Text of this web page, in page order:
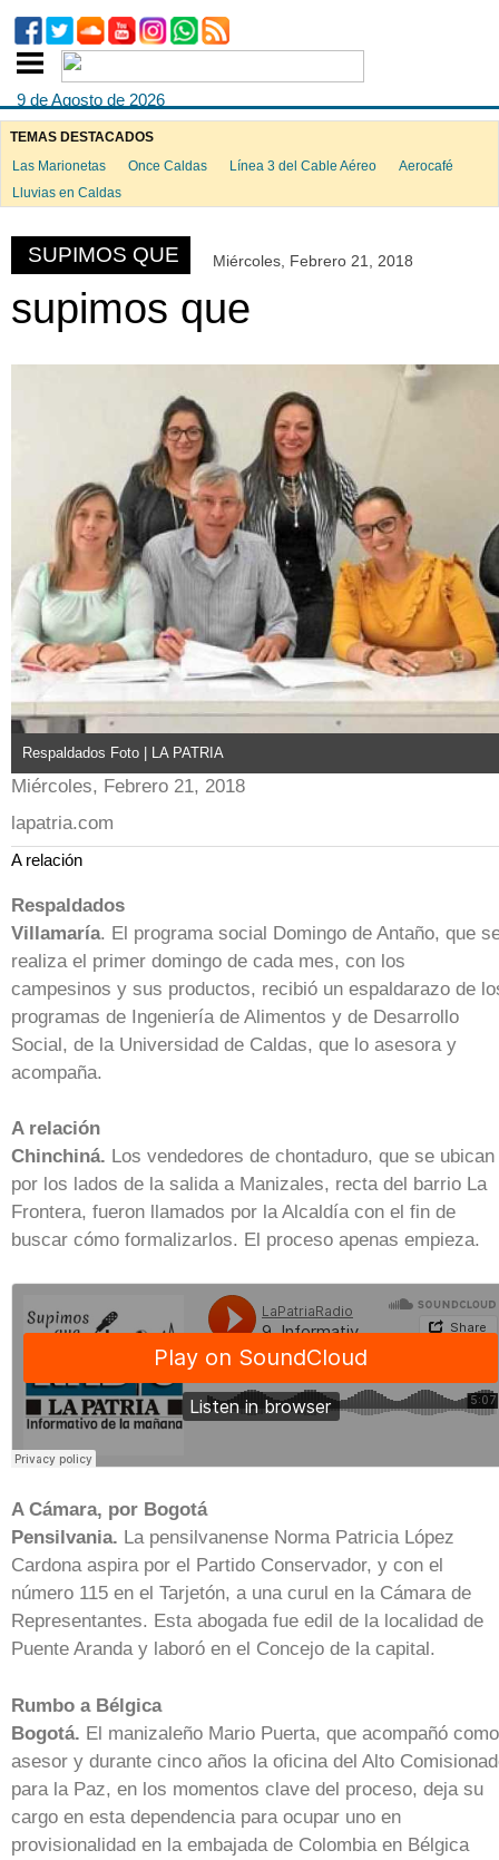
9 de Agosto de 2026
TEMAS DESTACADOS
Las Marionetas
Once Caldas Línea 3 del Cable Aéreo
Aerocafé
Lluvias en Caldas
SUPIMOS QUE Miércoles, Febrero 21, 2018
supimos que
Respaldados Foto | LA PATRIA
Miércoles, Febrero 21, 2018
lapatria.com
A relación
Respaldados
Villamaría. El programa social Domingo de Antaño, que
realiza el primer domingo de cada mes, con los
campesinos y sus productos, recibió un espaldarazo de
programas de Ingeniería de Alimentos y de Desarrollo
Social, de la Universidad de Caldas, que lo asesora y
acompaña.
A relación
Chinchiná. Los vendedores de chontaduro, que se ubican
por los lados de la salida a Manizales, recta del barrio La
Frontera, fueron llamados por la Alcaldía con el fin de
buscar cómo formalizarlos. El proceso apenas empieza.
A Cámara, por Bogotá
Pensilvania. La pensilvanense Norma Patricia López
Cardona aspira por el Partido Conservador, y con el
número 115 en el Tarjetón, a una curul en la Cámara de
Representantes. Esta abogada fue edil de la localidad de
Puente Aranda y laboró en el Concejo de la capital.
Rumbo a Bélgica
Bogotá. El manizaleño Mario Puerta, que acompañó como
asesor y durante cinco años la oficina del Alto
para la Paz, en los momentos clave del proceso, deja su
cargo en esta dependencia para ocupar uno en
provisionalidad en la embajada de Colombia en Bélgica